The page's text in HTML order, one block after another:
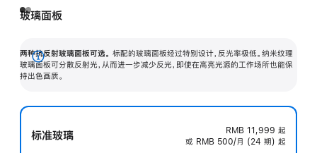
玻璃面板
两种抗反射玻璃面板可选。 标配的玻璃面板经过特别设计，反光率极低。纳米纹理
玻璃面板可分散反射光，从而进一步减少反光，即使在高亮光源的工作场所也能保
持出色画质。
展
开
标准玻璃 RMB 11,999 起
或 RMB 500/月 (24 期) 起